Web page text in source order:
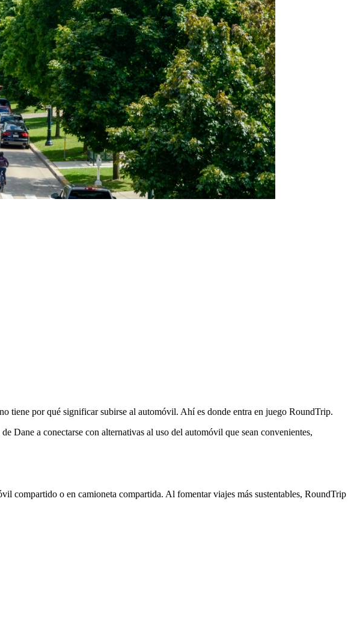
tiene por qué significar subirse al automóvil. Ahí es donde entra en juego RoundTrip.
Dane a conectarse con alternativas al uso del automóvil que sean convenientes,
compartido o en camioneta compartida. Al fomentar viajes más sustentables, RoundTrip